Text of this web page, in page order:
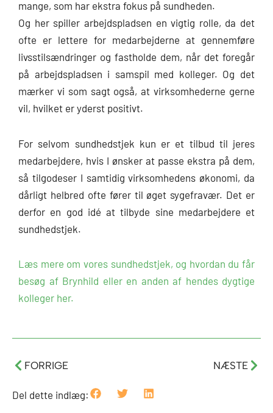
mange, som har ekstra fokus på sundheden.
Og her spiller arbejdspladsen en vigtig rolle, da det
ofte er lettere for medarbejderne at gennemføre
livsstilsændringer og fastholde dem, når det foregår
på arbejdspladsen i samspil med kolleger. Og det
mærker vi som sagt også, at virksomhederne gerne
vil, hvilket er yderst positivt.
For selvom sundhedstjek kun er et tilbud til jeres
medarbejdere, hvis I ønsker at passe ekstra på dem,
så tilgodeser I samtidig virksomhedens økonomi, da
dårligt helbred ofte fører til øget sygefravær. Det er
derfor en god idé at tilbyde sine medarbejdere et
sundhedstjek.
Læs mere om vores sundhedstjek, og hvordan du får
besøg af Brynhild eller en anden af hendes dygtige
kolleger her.
Tidligere
FORRIGE NÆSTE
Del dette indlæg: